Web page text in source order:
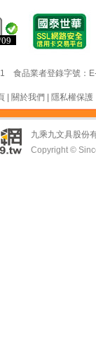
食品業者登錄字號
| 關於我們| 隱私權保護
九乘九文具股份
Copyright ©